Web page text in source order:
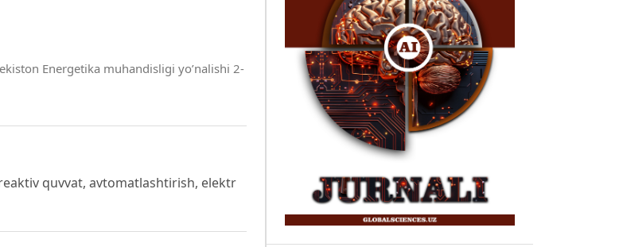
Energetika muhandisligi yo’nalishi 2-
quvvat, avtomatlashtirish, elektr